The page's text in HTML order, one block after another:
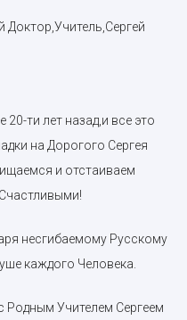
ти лет назад,и все это
на Дорогого Сергея
и отстаиваем
несгибаемому Русскому
каждого Человека.
Родным Учителем Сергеем